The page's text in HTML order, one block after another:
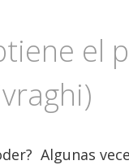
el
Algunas